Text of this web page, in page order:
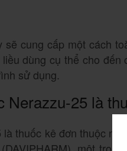
sẽ cung cấp một cách
dùng cụ thể cho
sử dụng.
Nerazzu-25 là
là thuốc kê đơn thuộc